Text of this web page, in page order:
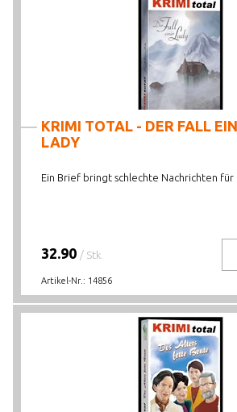
KRIMI TOTAL - DER FALL
LADY
Ein Brief bringt schlechte Nachrichten für
32.90 / Stk.
Artikel-Nr.: 14856